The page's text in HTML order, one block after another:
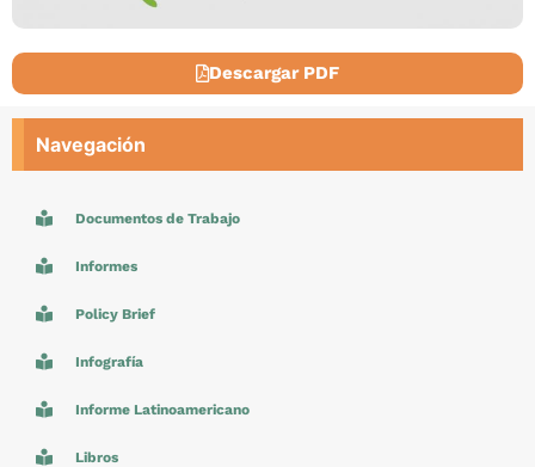
Descargar PDF
Navegación
Documentos de Trabajo
Informes
Policy Brief
Infografía
Informe Latinoamericano
Libros